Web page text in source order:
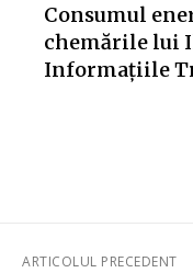
Consumul
chemările lui
Informațiile
ARTICOLUL PRECEDENT